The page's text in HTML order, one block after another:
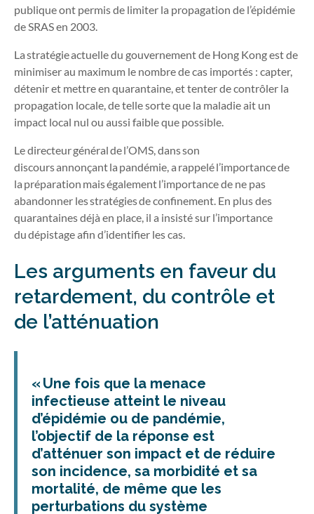
publique ont permis de limiter la propagation de l’épidémie
de SRAS en 2003.
La stratégie actuelle du gouvernement de Hong Kong est de
minimiser au maximum le nombre de cas importés : capter,
détenir et mettre en quarantaine, et tenter de contrôler la
propagation locale, de telle sorte que la maladie ait un
impact local nul ou aussi faible que possible.
Le directeur général de l’OMS, dans son
discours annonçant la pandémie, a rappelé l’importance de
la préparation mais également l’importance de ne pas
abandonner les stratégies de confinement. En plus des
quarantaines déjà en place, il a insisté sur l’importance
du dépistage afin d’identifier les cas.
Les arguments en faveur du
retardement, du contrôle et
de l’atténuation
« Une fois que la menace
infectieuse atteint le niveau
d’épidémie ou de pandémie,
l’objectif de la réponse est
d’atténuer son impact et de réduire
son incidence, sa morbidité et sa
mortalité, de même que les
perturbations du système